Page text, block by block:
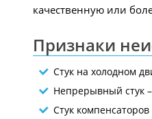
качественную или
Признаки
Стук на холодном
Непрерывный стук
Стук